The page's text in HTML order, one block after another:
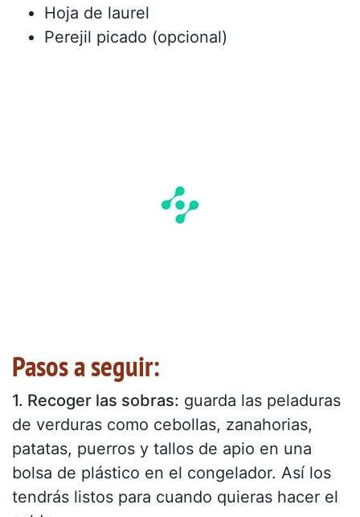
Hoja de laurel
Perejil picado (opcional)
Pasos a seguir:
1. Recoger las sobras: guarda las peladuras
de verduras como cebollas, zanahorias,
patatas, puerros y tallos de apio en una
bolsa de plástico en el congelador. Así los
tendrás listos para cuando quieras hacer el